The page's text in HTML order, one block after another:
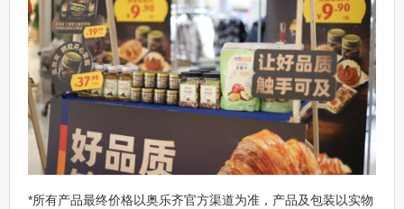
*所有产品最终价格以奥乐齐官方渠道为准，产品及包装以实物